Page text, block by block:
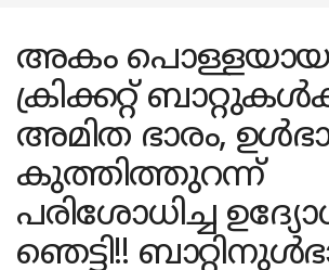
അകം പൊള്ളയായ
ക്രിക്കറ്റ്
അമിത ഭാരം,
കുത്തിത്തുറന്ന്
പരിശോധിച്ച
ഞെട്ടി!!